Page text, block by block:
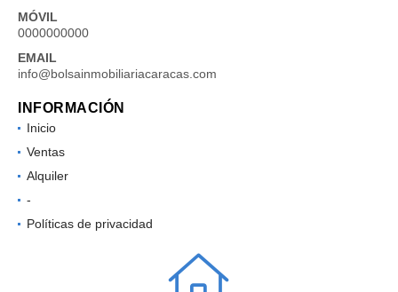
MÓVIL
0000000000
EMAIL
info@bolsainmobiliariacaracas.com
INFORMACIÓN
Inicio
Ventas
Alquiler
-
Políticas de privacidad